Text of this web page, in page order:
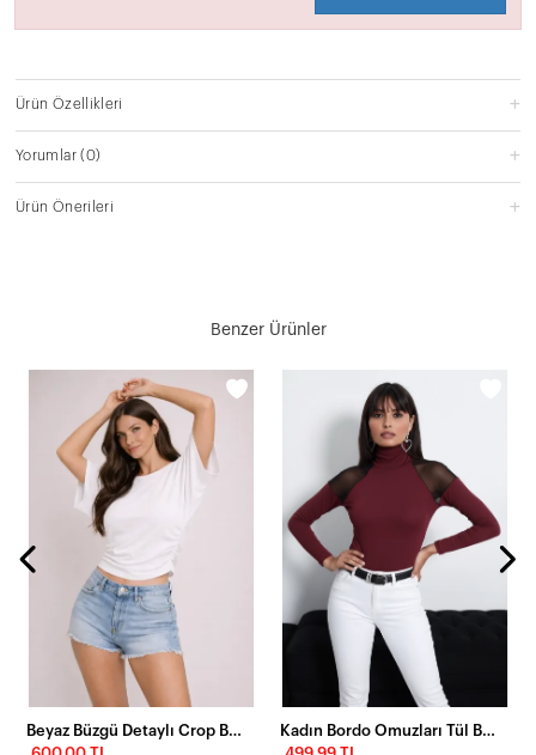
Ürün Özellikleri
Yorumlar(0)
Ürün Önerileri
Benzer Ürünler
Beyaz Büzgü Detaylı Crop Bluz – Yarım Kol Basic Şık Tişört
Kadın Bordo Omuzları Tül Bluz TZ2075